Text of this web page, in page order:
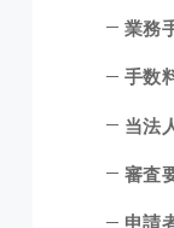
業務
手数
当法
審査
申請